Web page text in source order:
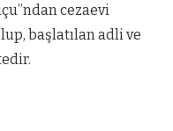
cezaevi
başlatılan adli ve